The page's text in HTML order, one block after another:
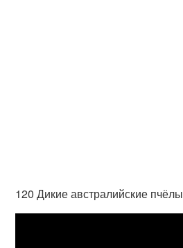
120 Дикие австралийские пчёлы